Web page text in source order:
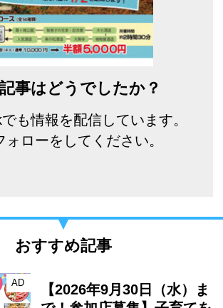
事はどうでしたか？
も情報を配信しています。
ォローをしてください。
おすすめ記事
AD
【2026年9月30日（水）ま